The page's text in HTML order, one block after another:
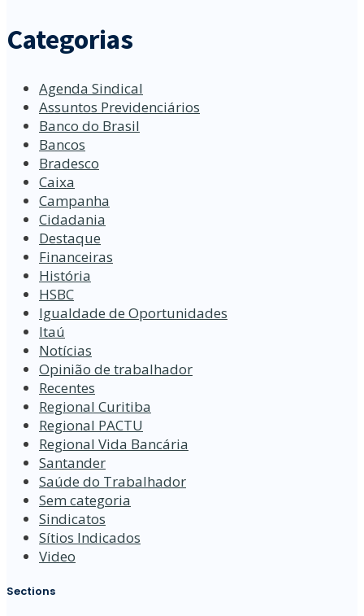
Categorias
Agenda Sindical
Assuntos Previdenciários
Banco do Brasil
Bancos
Bradesco
Caixa
Campanha
Cidadania
Destaque
Financeiras
História
HSBC
Igualdade de Oportunidades
Itaú
Notícias
Opinião de trabalhador
Recentes
Regional Curitiba
Regional PACTU
Regional Vida Bancária
Santander
Saúde do Trabalhador
Sem categoria
Sindicatos
Sítios Indicados
Video
Sections